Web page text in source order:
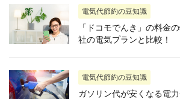
電気代節約の豆知識
「ドコモでんき」の料金
社の電気プランと比較！
電気代節約の豆知識
ガソリン代が安くなる電